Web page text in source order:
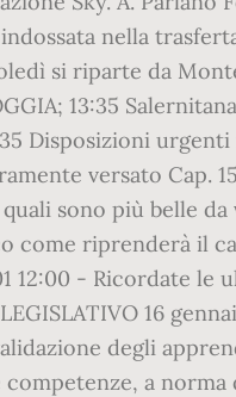
nella
si riparte da
13:35
Disposizioni
versato Cap.
sono più belle
come riprenderà il
12:00 - Ricordate le
16
degli
a